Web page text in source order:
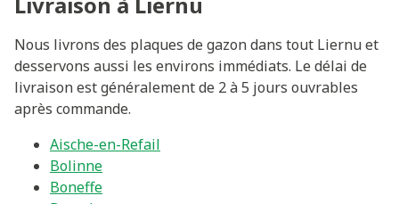
Nous livrons des plaques de gazon dans tout Liernu et
desservons aussi les environs immédiats. Le délai de
livraison est généralement de 2 à 5 jours ouvrables
après commande.
Aische-en-Refail
Bolinne
Boneffe